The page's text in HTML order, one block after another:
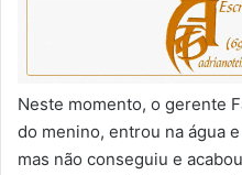
Neste momento, o gerente
do menino, entrou na água
mas não conseguiu e